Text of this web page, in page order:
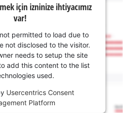
için izninize ihtiyacımız
var!
permitted to load due to
not disclosed to the visitor.
needs to setup the site
add this content to the list
used.
Usercentrics Consent
Platform